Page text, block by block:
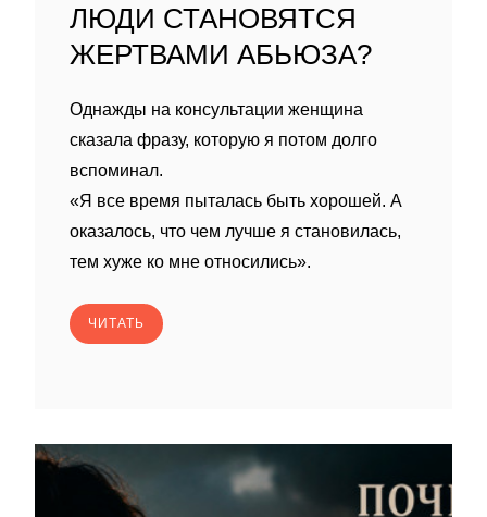
ЛЮДИ СТАНОВЯТСЯ
ЖЕРТВАМИ АБЬЮЗА?
Однажды на консультации женщина
сказала фразу, которую я потом долго
вспоминал.
«Я все время пыталась быть хорошей. А
оказалось, что чем лучше я становилась,
тем хуже ко мне относились».
ЧИТАТЬ